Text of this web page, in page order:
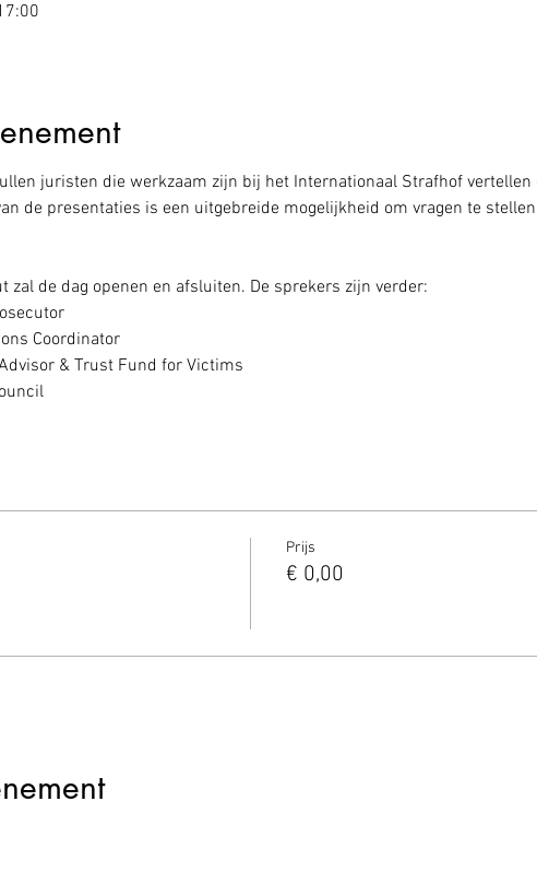
juristen die werkzaam zijn bij het Internationaal Strafhof vertellen
de presentaties is een uitgebreide mogelijkheid om vragen te
zal de dag openen en afsluiten. De sprekers zijn verder:
Coordinator
& Trust Fund for Victims
Prijs
€ 0,00